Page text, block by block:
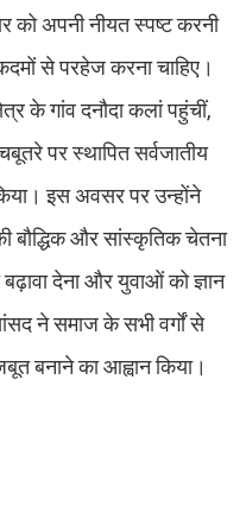
को अपनी नीयत स्पष्ट करनी
से परहेज करना चाहिए।
के गांव दनौदा कलां पहुंचीं,
पर स्थापित सर्वजातीय
इस अवसर पर उन्होंने
बौद्धिक और सांस्कृतिक चेतना
देना और युवाओं को ज्ञान
ने समाज के सभी वर्गों से
बनाने का आह्वान किया।